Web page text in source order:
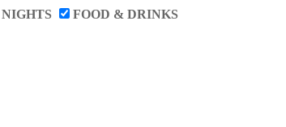
NIGHTS FOOD & DRINKS